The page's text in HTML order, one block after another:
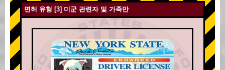
면허 유형 [3] 미군 관련자 및 가족만